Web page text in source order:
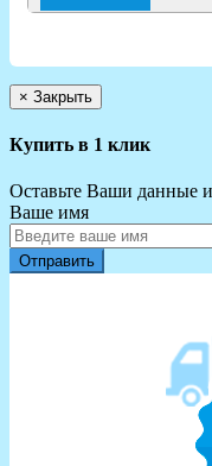
× Закрыть
Купить в 1 клик
Оставьте Ваши данные
Ваше имя
Отправить